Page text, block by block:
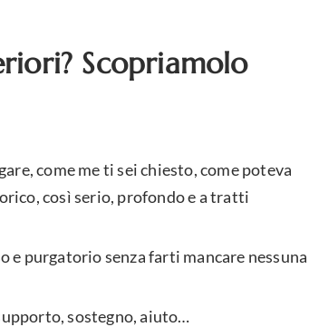
Scopriamolo
come me ti sei chiesto, come poteva
così serio, profondo e a tratti
e purgatorio senza farti mancare nessuna
sostegno, aiuto…